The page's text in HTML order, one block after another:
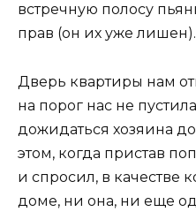
встречную полосу
прав (он их уже лишен).
Дверь квартиры нам
на порог нас не
дожидаться хозяина
этом, когда пристав
и спросил, в качестве
доме, ни она, ни еще